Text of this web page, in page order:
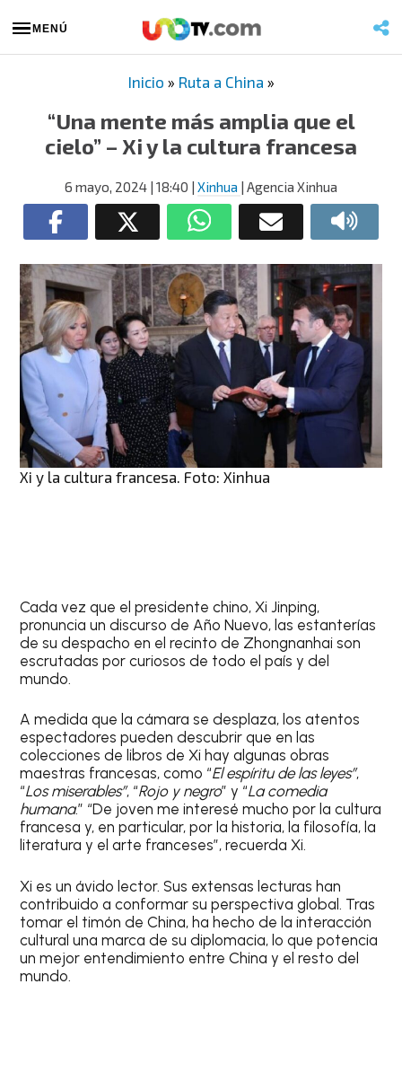
MENÚ
Inicio » Ruta a China »
“Una mente más amplia que el
cielo” – Xi y la cultura francesa
6 mayo, 2024 | 18:40 | Xinhua | Agencia Xinhua
Xi y la cultura francesa. Foto: Xinhua
Cada vez que el presidente chino, Xi Jinping,
pronuncia un discurso de Año Nuevo, las estanterías
de su despacho en el recinto de Zhongnanhai son
escrutadas por curiosos de todo el país y del
mundo.
A medida que la cámara se desplaza, los atentos
espectadores pueden descubrir que en las
colecciones de libros de Xi hay algunas obras
maestras francesas, como “El espíritu de las leyes”,
“Los miserables”, “Rojo y negro” y “La comedia
humana.” “De joven me interesé mucho por la cultura
francesa y, en particular, por la historia, la filosofía, la
literatura y el arte franceses”, recuerda Xi.
Xi es un ávido lector. Sus extensas lecturas han
contribuido a conformar su perspectiva global. Tras
tomar el timón de China, ha hecho de la interacción
cultural una marca de su diplomacia, lo que potencia
un mejor entendimiento entre China y el resto del
mundo.